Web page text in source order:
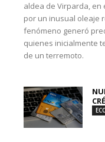
aldea de Virparda, en
por un inusual oleaje
fenómeno generó
quienes inicialmente
de un terremoto.